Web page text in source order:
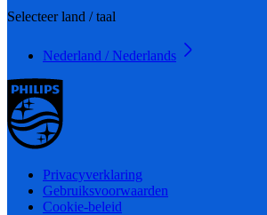
Selecteer land / taal
Nederland / Nederlands
Privacyverklaring
Gebruiksvoorwaarden
Cookie-beleid